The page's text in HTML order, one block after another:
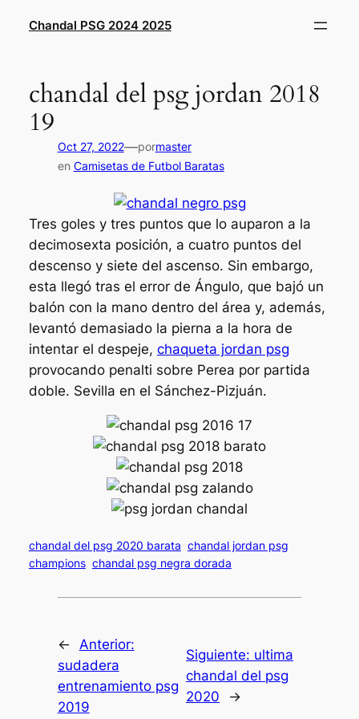
Chandal PSG 2024 2025
chandal del psg jordan 2018
19
Oct 27, 2022—pormaster
en Camisetas de Futbol Baratas
Tres goles y tres puntos que lo auparon a la
decimosexta posición, a cuatro puntos del
descenso y siete del ascenso. Sin embargo,
esta llegó tras el error de Ángulo, que bajó un
balón con la mano dentro del área y, además,
levantó demasiado la pierna a la hora de
intentar el despeje, chaqueta jordan psg
provocando penalti sobre Perea por partida
doble. Sevilla en el Sánchez-Pizjuán.
chandal del psg 2020 barata chandal jordan psg
champions chandal psg negra dorada
←
Anterior:
sudadera
entrenamiento psg
2019
Siguiente: ultima
chandal del psg
2020
→